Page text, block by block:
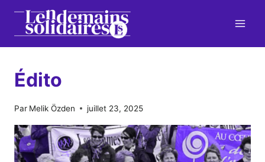
contenu
Édito
Par Melik Özden juillet 23, 2025